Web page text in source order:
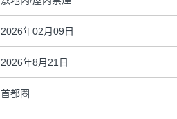
2026年02月09日
2026年8月21日
首都圏